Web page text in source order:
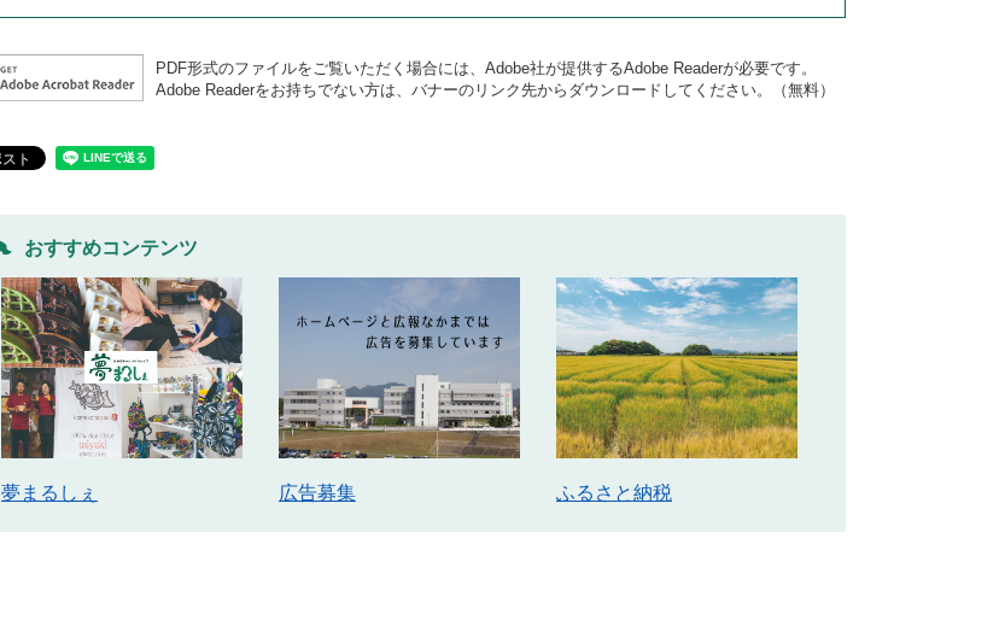
PDF形式のファイルをご覧いただく場合には、Adobe社が提供するAdobe Readerが必要です。
Adobe Readerをお持ちでない方は、バナーのリンク先からダウンロードしてください。（無料）
おすすめコンテンツ
夢まるしぇ 広告募集 ふるさと納税